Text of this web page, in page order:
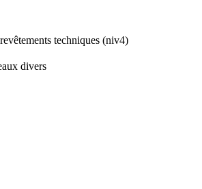
techniques (niv4)
divers